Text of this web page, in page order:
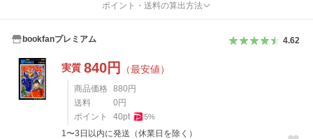
ポイント・送料の算出方法
bookfanプレミアム 4.62
実質 840円 （最安値）
商品価格 880 円
送料
0 円
ポイント
40pt 5%
1〜3日以内に発送（休業日を除く）